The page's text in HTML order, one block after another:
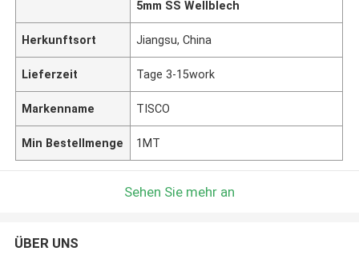
5mm SS Wellblech
Herkunftsort Jiangsu, China
Lieferzeit Tage 3-15work
Markenname TISCO
Min Bestellmenge 1MT
Sehen Sie mehr an
ÜBER UNS